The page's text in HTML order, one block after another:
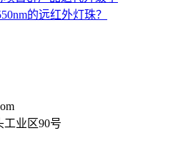
的远红外灯珠？
工业区90号